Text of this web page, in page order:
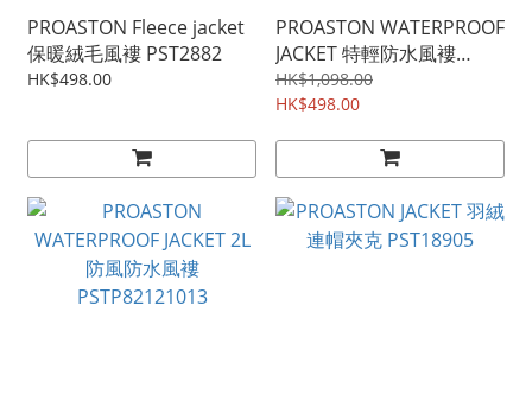
PROASTON Fleece jacket
保暖絨毛風褸 PST2882
HK$498.00
PROASTON WATERPROOF
JACKET 特輕防水風褸
PST2838
HK$1,098.00
HK$498.00